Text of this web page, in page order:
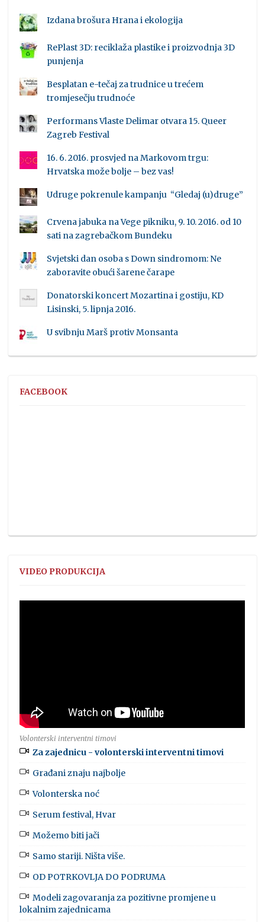
Izdana brošura Hrana i ekologija
RePlast 3D: reciklaža plastike i proizvodnja 3D
punjenja
Besplatan e-tečaj za trudnice u trećem
tromjesečju trudnoće
Performans Vlaste Delimar otvara 15. Queer
Zagreb Festival
16. 6. 2016. prosvjed na Markovom trgu:
Hrvatska može bolje – bez vas!
Udruge pokrenule kampanju “Gledaj (u)druge”
Crvena jabuka na Vege pikniku, 9. 10. 2016. od 10
sati na zagrebačkom Bundeku
Svjetski dan osoba s Down sindromom: Ne
zaboravite obući šarene čarape
Donatorski koncert Mozartina i gostiju, KD
Lisinski, 5. lipnja 2016.
U svibnju Marš protiv Monsanta
FACEBOOK
VIDEO PRODUKCIJA
Volonterski interventni timovi
Za zajednicu - volonterski interventni timovi
Građani znaju najbolje
Volonterska noć
Serum festival, Hvar
Možemo biti jači
Samo stariji. Ništa više.
OD POTRKOVLJA DO PODRUMA
Modeli zagovaranja za pozitivne promjene u
lokalnim zajednicama